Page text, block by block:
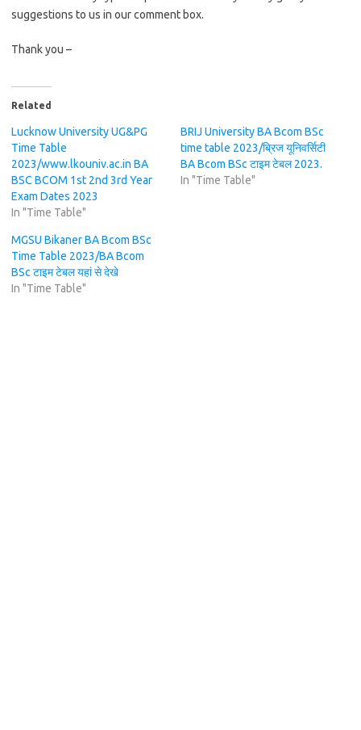
suggestions to us in our comment box.
Thank you –
Related
Lucknow University UG&PG
Time Table
2023/www.lkouniv.ac.in BA
BSC BCOM 1st 2nd 3rd Year
Exam Dates 2023
In "Time Table"
BRIJ University BA Bcom BSc
time table 2023/ब्रिज यूनिवर्सिटी
BA Bcom BSc टाइम टेबल 2023.
In "Time Table"
MGSU Bikaner BA Bcom BSc
Time Table 2023/BA Bcom
BSc टाइम टेबल यहां से देखे
In "Time Table"